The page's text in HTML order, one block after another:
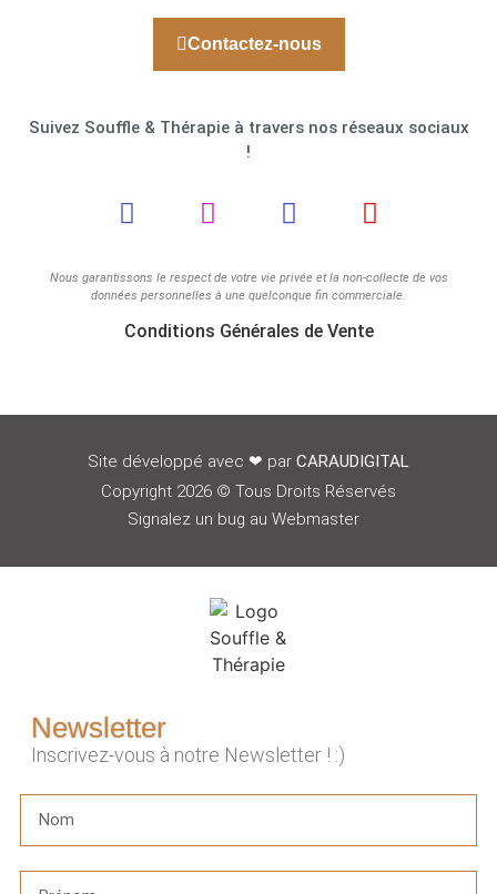
Contactez-nous
Suivez Souffle & Thérapie à travers nos réseaux sociaux
!
Nous garantissons le respect de votre vie privée et la non-collecte de vos
données personnelles à une quelconque fin commerciale.
Conditions Générales de Vente
Site développé avec ❤ par CARAUDIGITAL
Copyright 2026 © Tous Droits Réservés
Signalez un bug au Webmaster
Newsletter
Inscrivez-vous à notre Newsletter ! :)